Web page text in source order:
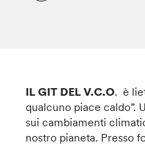
IL GIT DEL V.C.O. è
qualcuno piace caldo”.
sui cambiamenti
nostro pianeta. Presso